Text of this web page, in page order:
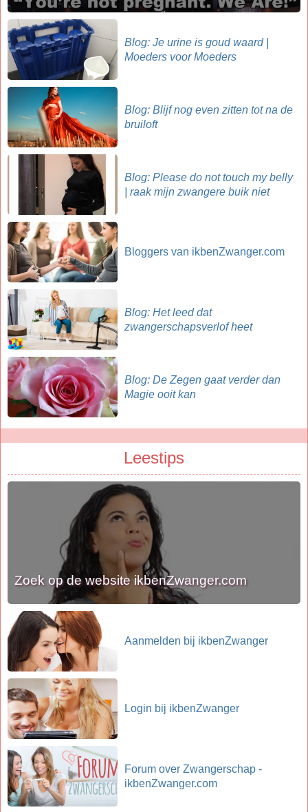
Blog: Je urine is goud waard |
Moeders voor Moeders
Blog: Blijf nog even zitten tot na de
bruiloft
Blog: Please do not touch my belly
| raak mijn zwangere buik niet
Bloggers van ikbenZwanger.com
Blog: Het leed dat
zwangerschapsverlof heet
Blog: De Zegen gaat verder dan
Magie ooit kan
Leestips
Zoek op de website ikbenZwanger.com
Aanmelden bij ikbenZwanger
Login bij ikbenZwanger
Forum over Zwangerschap -
ikbenZwanger.com